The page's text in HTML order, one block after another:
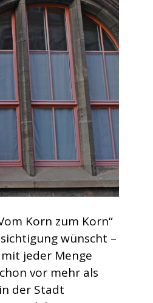
Korn zum Korn“
wünscht –
jeder Menge
vor mehr als
der Stadt